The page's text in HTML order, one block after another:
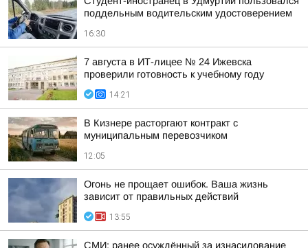
поддельным водительским удостоверением
16:30
7 августа в ИТ-лицее № 24 Ижевска
проверили готовность к учебному году
14:21
В Кизнере расторгают контракт с
муниципальным перевозчиком
12:05
Огонь не прощает ошибок. Ваша жизнь
зависит от правильных действий
13:55
СМИ: ранее осуждённый за изнасилование